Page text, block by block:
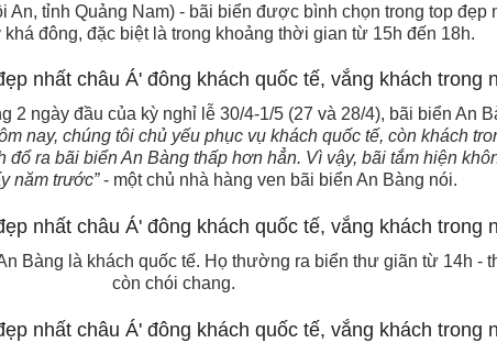
An, tỉnh Quảng Nam) - bãi biển được bình chọn trong top đẹp
đông, đặc biệt là trong khoảng thời gian từ 15h đến 18h.
2 ngày đầu của kỳ nghỉ lễ 30/4-1/5 (27 và 28/4), bãi biển An
nay, chúng tôi chủ yếu phục vụ khách quốc tế, còn khách
ra bãi biển An Bàng thấp hơn hẳn. Vì vậy, bãi tắm hiện
năm trước”- một chủ nhà hàng ven bãi biển An Bàng nói.
Bàng là khách quốc tế. Họ thường ra biển thư giãn từ 14h -
còn chói chang.